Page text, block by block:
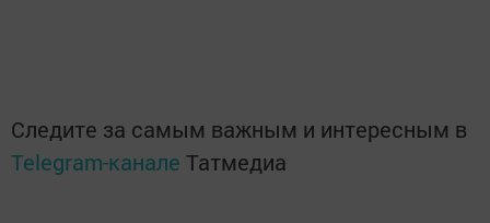
Следите за самым важным и интересным в
Telegram-канале Татмедиа